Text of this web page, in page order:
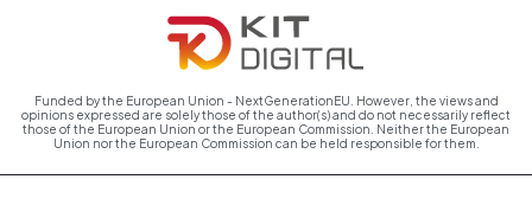
Funded by the European Union - NextGenerationEU. However, the views and
opinions expressed are solely those of the author(s) and do not necessarily reflect
those of the European Union or the European Commission. Neither the European
Union nor the European Commission can be held responsible for them.